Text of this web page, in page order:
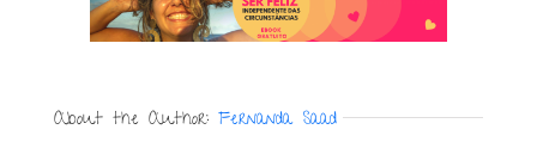
About the Author: Fernanda Saad